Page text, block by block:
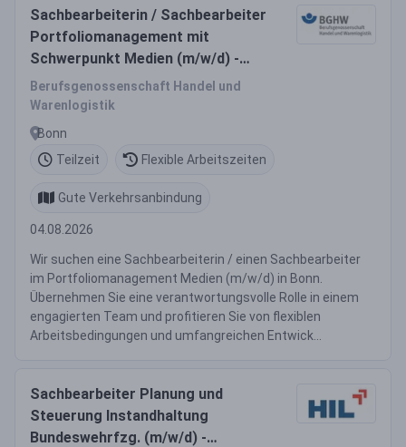
Sachbearbeiterin / Sachbearbeiter
Portfoliomanagement mit
Schwerpunkt Medien (m/w/d) -
Dezernat Portfoliomanagement
Berufsgenossenschaft Handel und
Warenlogistik
Bonn
Teilzeit
Flexible Arbeitszeiten
Gute Verkehrsanbindung
04.08.2026
Wir suchen eine Sachbearbeiterin / einen Sachbearbeiter
im Portfoliomanagement Medien (m/w/d) in Bonn.
Übernehmen Sie eine verantwortungsvolle Rolle in einem
engagierten Team und profitieren Sie von flexiblen
Arbeitsbedingungen und umfangreichen Entwick...
Sachbearbeiter Planung und
Steuerung Instandhaltung
Bundeswehrfzg. (m/w/d) -